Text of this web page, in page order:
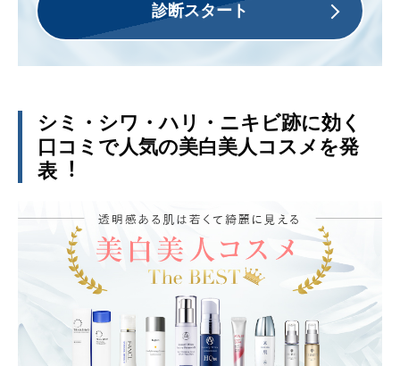
診断スタート
シミ・シワ・ハリ・ニキビ跡に効く
⼝コミで⼈気の美⽩美⼈コスメを発
表︕